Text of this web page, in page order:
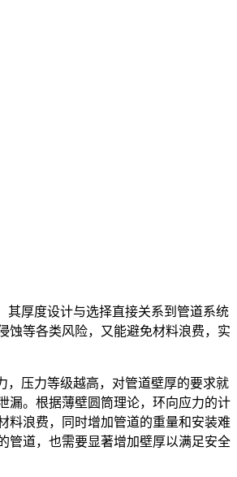
其厚度设计与选择直接关系到管道系统
蚀等各类风险，又能避免材料浪费，实
，压力等级越高，对管道壁厚的要求就
漏。根据薄壁圆筒理论，环向应力的计
料浪费，同时增加管道的重量和安装难
管道，也需要显著增加壁厚以满足安全